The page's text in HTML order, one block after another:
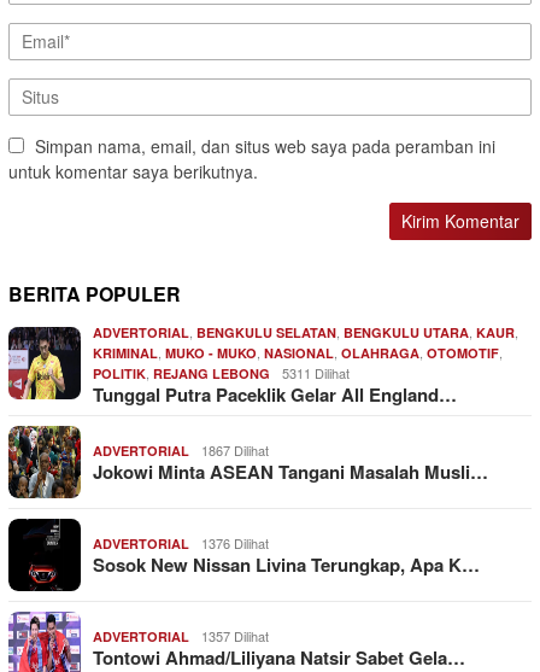
Simpan nama, email, dan situs web saya pada peramban ini
untuk komentar saya berikutnya.
BERITA POPULER
ADVERTORIAL BENGKULU SELATAN BENGKULU UTARA KAUR
KRIMINAL MUKO - MUKO NASIONAL OLAHRAGA OTOMOTIF
POLITIK REJANG LEBONG 5311 Dilihat
Tunggal Putra Paceklik Gelar All England…
ADVERTORIAL 1867 Dilihat
Jokowi Minta ASEAN Tangani Masalah Musli…
ADVERTORIAL 1376 Dilihat
Sosok New Nissan Livina Terungkap, Apa K…
ADVERTORIAL 1357 Dilihat
Tontowi Ahmad/Liliyana Natsir Sabet Gela…